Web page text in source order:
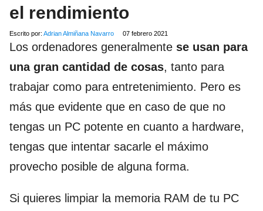
el rendimiento
Escrito por: Adrian Almiñana Navarro 07 febrero 2021
Los ordenadores generalmente se usan para
una gran cantidad de cosas, tanto para
trabajar como para entretenimiento. Pero es
más que evidente que en caso de que no
tengas un PC potente en cuanto a hardware,
tengas que intentar sacarle el máximo
provecho posible de alguna forma.
Si quieres limpiar la memoria RAM de tu PC